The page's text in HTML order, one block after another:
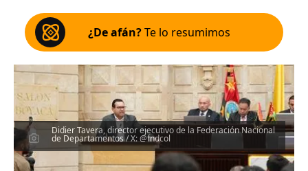
¿De afán?Te lo resumimos
Didier Tavera, director ejecutivo de la Federación Nacional
de Departamentos / X: @fndcol